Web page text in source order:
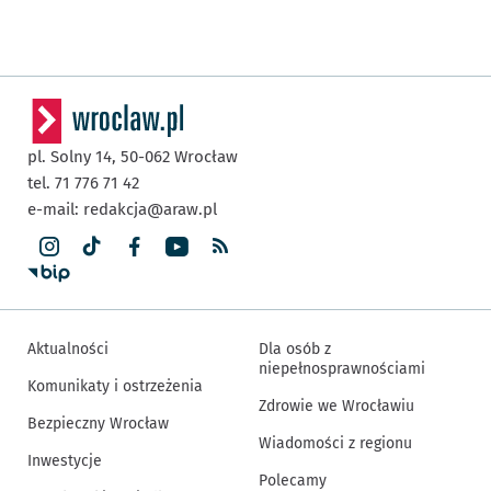
pl. Solny 14, 50-062 Wrocław
tel. 71 776 71 42
e-mail: redakcja@araw.pl
Aktualności
Komunikaty i ostrzeżenia
Bezpieczny Wrocław
Inwestycje
Dla osób z
niepełnosprawnościami
Zdrowie we Wrocławiu
Wiadomości z regionu
Polecamy